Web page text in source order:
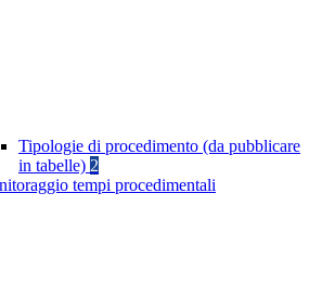
Tipologie di procedimento (da pubblicare
in tabelle) 2
tempi procedimentali